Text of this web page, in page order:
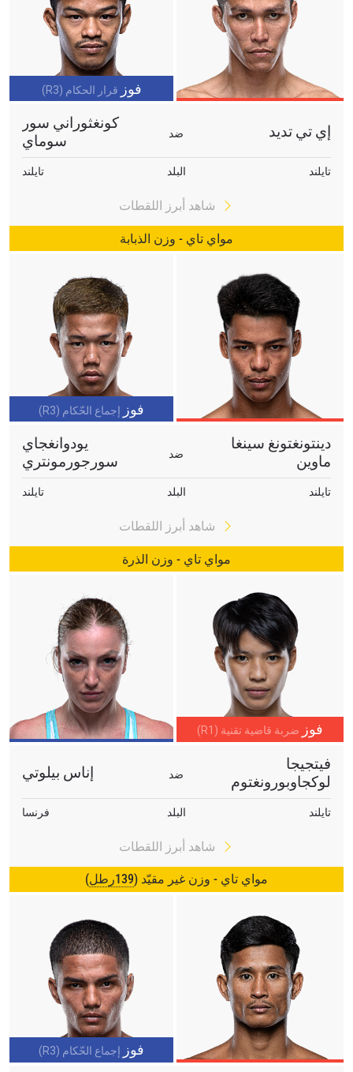
فوز قرار الحكام (R3)
إي تي تديد ضد
كونغثوراني سور
سوماي
تايلند البلد تايلند
شاهد أبرز اللقطات
مواي تاي - وزن الذبابة
فوز إجماع الحّكام (R3)
دينتونغتونغ سينغا
ماوين
ضد
يودوانغجاي
سورجورمونتري
تايلند البلد تايلند
شاهد أبرز اللقطات
مواي تاي - وزن الذرة
فوز ضربة قاضية تقنية (R1)
فيتجيجا
لوكجاوبورونغتوم
ضد إناس بيلوتي
تايلند البلد فرنسا
شاهد أبرز اللقطات
مواي تاي - وزن غير مقيّد (139رطل )
فوز إجماع الحّكام (R3)